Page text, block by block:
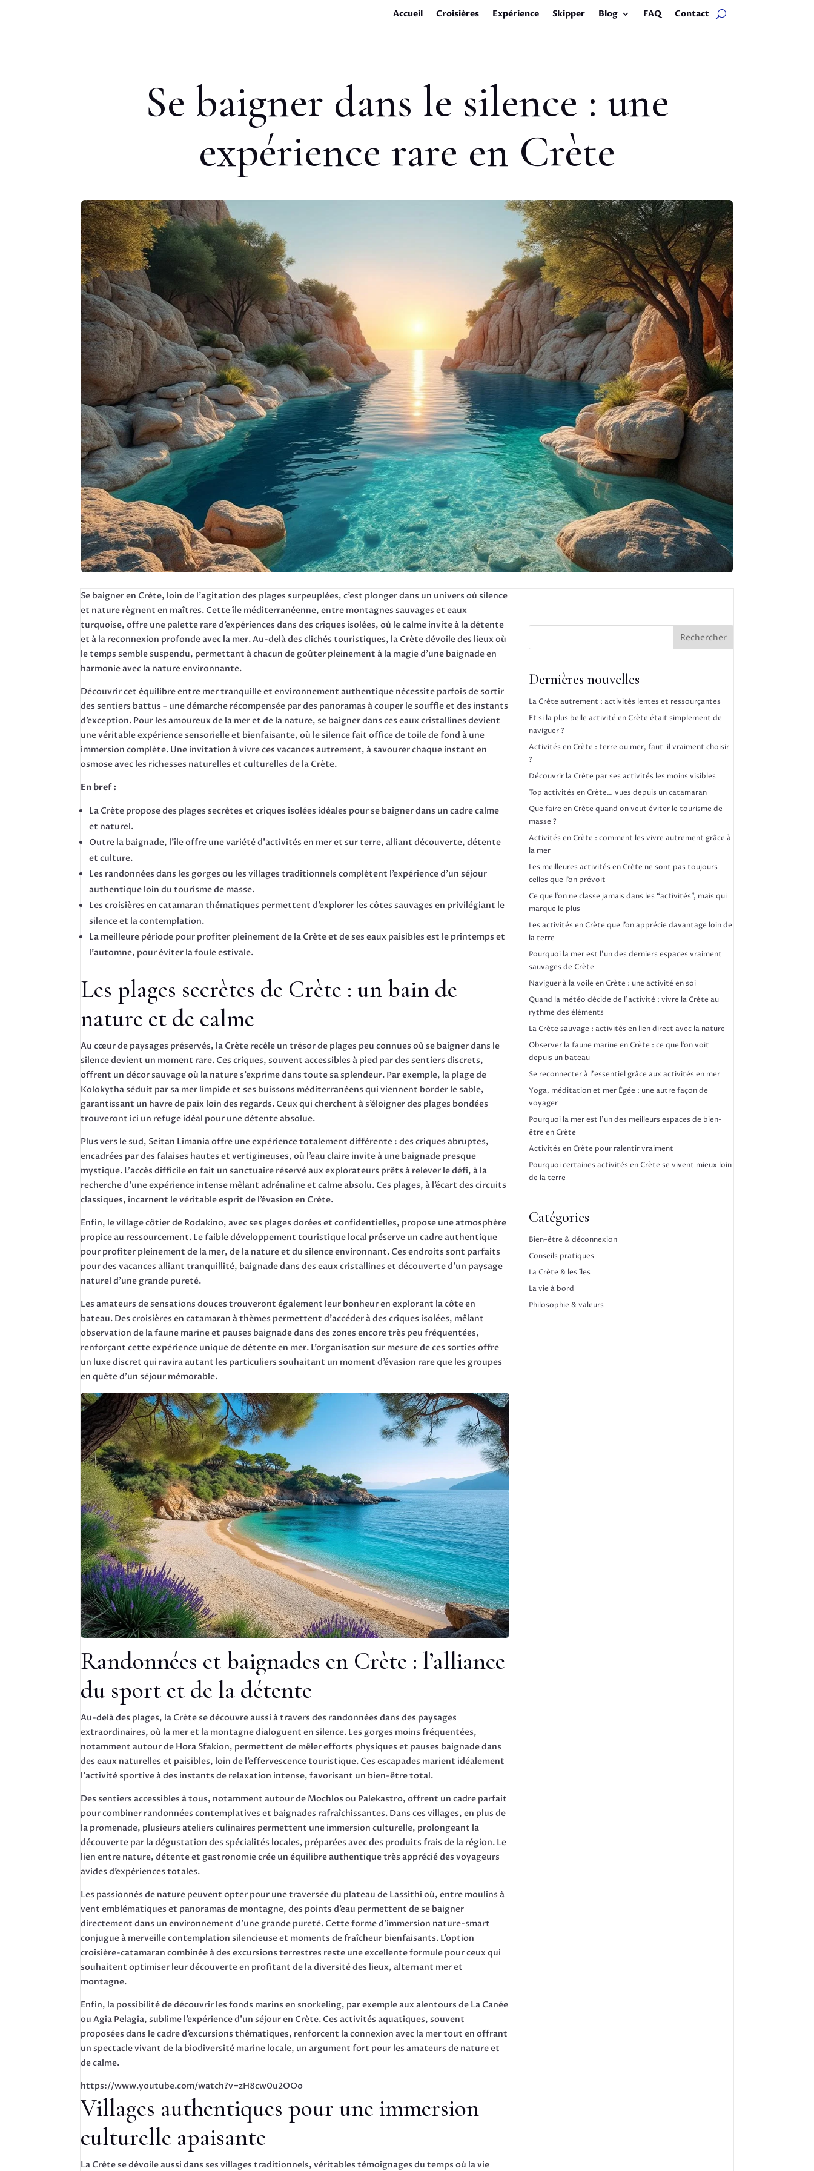
Accueil Croisières Expérience Skipper Blog FAQ Contact
Se baigner dans le silence : une
expérience rare en Crète
Se baigner en Crète, loin de l’agitation des plages surpeuplées, c’est plonger dans un univers où silence
et nature règnent en maîtres. Cette île méditerranéenne, entre montagnes sauvages et eaux
turquoise, offre une palette rare d’expériences dans des criques isolées, où le calme invite à la détente
et à la reconnexion profonde avec la mer. Au-delà des clichés touristiques, la Crète dévoile des lieux où
le temps semble suspendu, permettant à chacun de goûter pleinement à la magie d’une baignade en
harmonie avec la nature environnante.
Découvrir cet équilibre entre mer tranquille et environnement authentique nécessite parfois de sortir
des sentiers battus – une démarche récompensée par des panoramas à couper le souffle et des instants
d’exception. Pour les amoureux de la mer et de la nature, se baigner dans ces eaux cristallines devient
une véritable expérience sensorielle et bienfaisante, où le silence fait office de toile de fond à une
immersion complète. Une invitation à vivre ces vacances autrement, à savourer chaque instant en
osmose avec les richesses naturelles et culturelles de la Crète.
En bref :
La Crète propose des plages secrètes et criques isolées idéales pour se baigner dans un cadre calme
et naturel.
Outre la baignade, l’île offre une variété d’activités en mer et sur terre, alliant découverte, détente
et culture.
Les randonnées dans les gorges ou les villages traditionnels complètent l’expérience d’un séjour
authentique loin du tourisme de masse.
Les croisières en catamaran thématiques permettent d’explorer les côtes sauvages en privilégiant le
silence et la contemplation.
La meilleure période pour profiter pleinement de la Crète et de ses eaux paisibles est le printemps et
l’automne, pour éviter la foule estivale.
Les plages secrètes de Crète : un bain de
nature et de calme
Au cœur de paysages préservés, la Crète recèle un trésor de plages peu connues où se baigner dans le
silence devient un moment rare. Ces criques, souvent accessibles à pied par des sentiers discrets,
offrent un décor sauvage où la nature s’exprime dans toute sa splendeur. Par exemple, la plage de
Kolokytha séduit par sa mer limpide et ses buissons méditerranéens qui viennent border le sable,
garantissant un havre de paix loin des regards. Ceux qui cherchent à s’éloigner des plages bondées
trouveront ici un refuge idéal pour une détente absolue.
Plus vers le sud, Seitan Limania offre une expérience totalement différente : des criques abruptes,
encadrées par des falaises hautes et vertigineuses, où l’eau claire invite à une baignade presque
mystique. L’accès difficile en fait un sanctuaire réservé aux explorateurs prêts à relever le défi, à la
recherche d’une expérience intense mêlant adrénaline et calme absolu. Ces plages, à l’écart des circuits
classiques, incarnent le véritable esprit de l’évasion en Crète.
Enfin, le village côtier de Rodakino, avec ses plages dorées et confidentielles, propose une atmosphère
propice au ressourcement. Le faible développement touristique local préserve un cadre authentique
pour profiter pleinement de la mer, de la nature et du silence environnant. Ces endroits sont parfaits
pour des vacances alliant tranquillité, baignade dans des eaux cristallines et découverte d’un paysage
naturel d’une grande pureté.
Les amateurs de sensations douces trouveront également leur bonheur en explorant la côte en
bateau. Des croisières en catamaran à thèmes permettent d’accéder à des criques isolées, mêlant
observation de la faune marine et pauses baignade dans des zones encore très peu fréquentées,
renforçant cette expérience unique de détente en mer. L’organisation sur mesure de ces sorties offre
un luxe discret qui ravira autant les particuliers souhaitant un moment d’évasion rare que les groupes
en quête d’un séjour mémorable.
Randonnées et baignades en Crète : l’alliance
du sport et de la détente
Au-delà des plages, la Crète se découvre aussi à travers des randonnées dans des paysages
extraordinaires, où la mer et la montagne dialoguent en silence. Les gorges moins fréquentées,
notamment autour de Hora Sfakion, permettent de mêler efforts physiques et pauses baignade dans
des eaux naturelles et paisibles, loin de l’effervescence touristique. Ces escapades marient idéalement
l’activité sportive à des instants de relaxation intense, favorisant un bien-être total.
Des sentiers accessibles à tous, notamment autour de Mochlos ou Palekastro, offrent un cadre parfait
pour combiner randonnées contemplatives et baignades rafraîchissantes. Dans ces villages, en plus de
la promenade, plusieurs ateliers culinaires permettent une immersion culturelle, prolongeant la
découverte par la dégustation des spécialités locales, préparées avec des produits frais de la région. Le
lien entre nature, détente et gastronomie crée un équilibre authentique très apprécié des voyageurs
avides d’expériences totales.
Les passionnés de nature peuvent opter pour une traversée du plateau de Lassithi où, entre moulins à
vent emblématiques et panoramas de montagne, des points d’eau permettent de se baigner
directement dans un environnement d’une grande pureté. Cette forme d’immersion nature-smart
conjugue à merveille contemplation silencieuse et moments de fraîcheur bienfaisants. L’option
croisière-catamaran combinée à des excursions terrestres reste une excellente formule pour ceux qui
souhaitent optimiser leur découverte en profitant de la diversité des lieux, alternant mer et
montagne.
Enfin, la possibilité de découvrir les fonds marins en snorkeling, par exemple aux alentours de La Canée
ou Agia Pelagia, sublime l’expérience d’un séjour en Crète. Ces activités aquatiques, souvent
proposées dans le cadre d’excursions thématiques, renforcent la connexion avec la mer tout en offrant
un spectacle vivant de la biodiversité marine locale, un argument fort pour les amateurs de nature et
de calme.
https://www.youtube.com/watch?v=zH8cw0u2OOo
Villages authentiques pour une immersion
culturelle apaisante
La Crète se dévoile aussi dans ses villages traditionnels, véritables témoignages du temps où la vie
Rechercher
Dernières nouvelles
La Crète autrement : activités lentes et ressourçantes
Et si la plus belle activité en Crète était simplement de
naviguer ?
Activités en Crète : terre ou mer, faut-il vraiment choisir
?
Découvrir la Crète par ses activités les moins visibles
Top activités en Crète… vues depuis un catamaran
Que faire en Crète quand on veut éviter le tourisme de
masse ?
Activités en Crète : comment les vivre autrement grâce à
la mer
Les meilleures activités en Crète ne sont pas toujours
celles que l’on prévoit
Ce que l’on ne classe jamais dans les “activités”, mais qui
marque le plus
Les activités en Crète que l’on apprécie davantage loin de
la terre
Pourquoi la mer est l’un des derniers espaces vraiment
sauvages de Crète
Naviguer à la voile en Crète : une activité en soi
Quand la météo décide de l’activité : vivre la Crète au
rythme des éléments
La Crète sauvage : activités en lien direct avec la nature
Observer la faune marine en Crète : ce que l’on voit
depuis un bateau
Se reconnecter à l’essentiel grâce aux activités en mer
Yoga, méditation et mer Égée : une autre façon de
voyager
Pourquoi la mer est l’un des meilleurs espaces de bien-
être en Crète
Activités en Crète pour ralentir vraiment
Pourquoi certaines activités en Crète se vivent mieux loin
de la terre
Catégories
Bien-être & déconnexion
Conseils pratiques
La Crète & les îles
La vie à bord
Philosophie & valeurs